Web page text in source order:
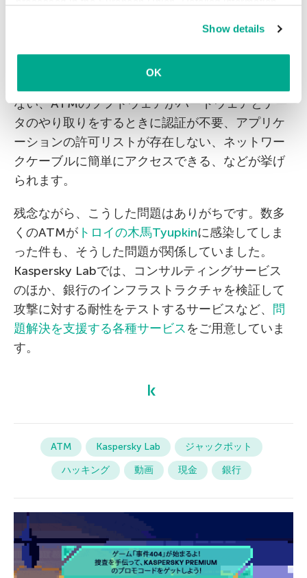
Show details
OK
もちろん、すべてのATMがハッキング可能という
定に誤りがあった場合にのみ有効です。たとえ
ない、ATMのソフトウェアがハードウェアとデー
タのやり取りをするときに認証が不要、アプリケ
ーションの許可リストが存在しない、ネットワー
クケーブルに簡単にアクセスできる、などが挙げ
られます。
残念ながら、こうした問題はありがちです。数多
くのATMが トロイの木馬Tyupkinに感染してしま
った件も、そうした問題が関係していました。
Kaspersky Labでは、コンサルティングサービス
のほか、銀行のインフラストラクチャを検証して
攻撃に対する耐性をテストするサービスなど、 問
題解決を支援する各種サービスをご用意していま
す。
ATM Kaspersky Lab
ジャックポット
ハッキング
動画 現金 銀行